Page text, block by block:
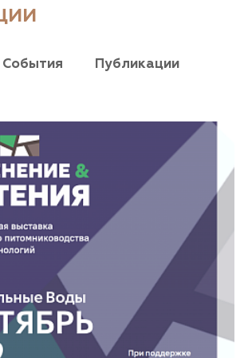
94
область, Киржачский район, пос.
Каширский р-н, дер.
События Публикации